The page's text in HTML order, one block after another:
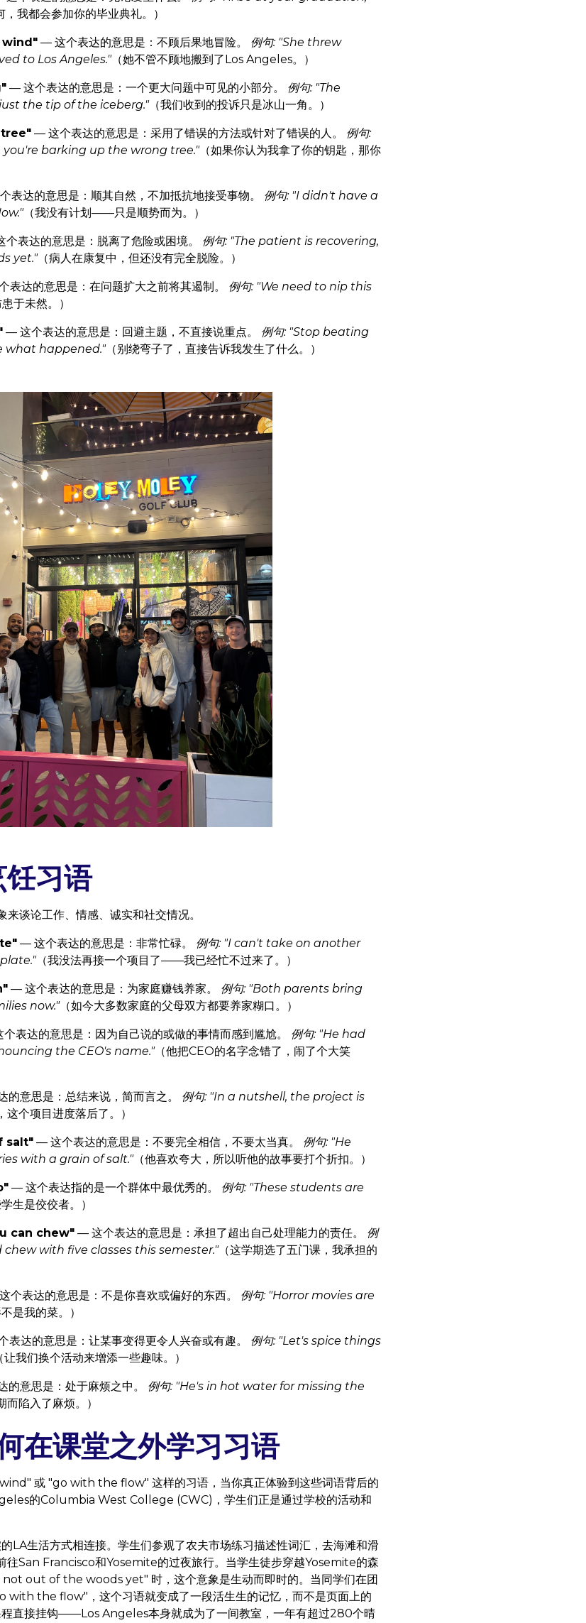
，我都会参加你的毕业典礼。）
wind" — 这个表达的意思是：不顾后果地冒险。 例句: "She threw
to Los Angeles."（她不管不顾地搬到了Los Angeles。）
— 这个表达的意思是：一个更大问题中可见的小部分。 例句: "The
the tip of the iceberg."（我们收到的投诉只是冰山一角。）
tree" — 这个表达的意思是：采用了错误的方法或针对了错误的人。 例句:
barking up the wrong tree."（如果你认为我拿了你的钥匙，那你
表达的意思是：顺其自然，不加抵抗地接受事物。 例句: "I didn't have a
（我没有计划——只是顺势而为。）
表达的意思是：脱离了危险或困境。 例句: "The patient is recovering,
yet."（病人在康复中，但还没有完全脱险。）
表达的意思是：在问题扩大之前将其遏制。 例句: "We need to nip this
于未然。）
— 这个表达的意思是：回避主题，不直接说重点。 例句: "Stop beating
what happened."（别绕弯子了，直接告诉我发生了什么。）
习语
谈论工作、情感、诚实和社交情况。
— 这个表达的意思是：非常忙碌。 例句: "I can't take on another
（我没法再接一个项目了——我已经忙不过来了。）
— 这个表达的意思是：为家庭赚钱养家。 例句: "Both parents bring
now."（如今大多数家庭的父母双方都要养家糊口。）
表达的意思是：因为自己说的或做的事情而感到尴尬。 例句: "He had
the CEO's name."（他把CEO的名字念错了，闹了个大笑
的意思是：总结来说，简而言之。 例句: "In a nutshell, the project is
这个项目进度落后了。）
salt" — 这个表达的意思是：不要完全相信，不要太当真。 例句: "He
with a grain of salt."（他喜欢夸大，所以听他的故事要打个折扣。）
— 这个表达指的是一个群体中最优秀的。 例句: "These students are
生是佼佼者。）
can chew" — 这个表达的意思是：承担了超出自己处理能力的责任。 例
with five classes this semester."（这学期选了五门课，我承担的
个表达的意思是：不是你喜欢或偏好的东西。 例句: "Horror movies are
是我的菜。）
表达的意思是：让某事变得更令人兴奋或有趣。 例句: "Let's spice things
让我们换个活动来增添一些趣味。）
的意思是：处于麻烦之中。 例句: "He's in hot water for missing the
陷入了麻烦。）
在课堂之外学习习语
或 "go with the flow" 这样的习语，当你真正体验到这些词语背后的
的Columbia West College (CWC)，学生们正是通过学校的活动和
LA生活方式相连接。学生们参观了农夫市场练习描述性词汇，去海滩和滑
往San Francisco和Yosemite的过夜旅行。当学生徒步穿越Yosemite的森
not out of the woods yet" 时，这个意象是生动而即时的。当同学们在团
with the flow"，这个习语就变成了一段活生生的记忆，而不是页面上的
程直接挂钩——Los Angeles本身就成为了一间教室，一年有超过280个晴